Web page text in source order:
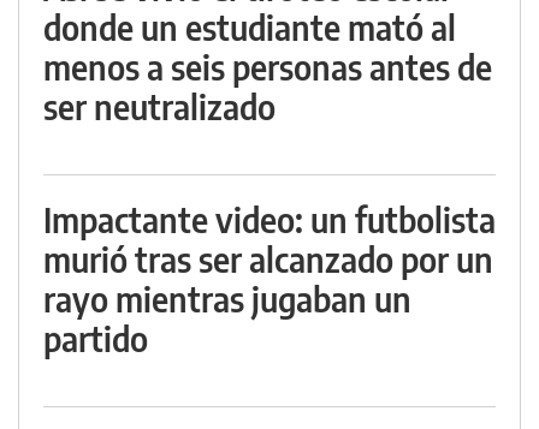
donde un estudiante mató al
menos a seis personas antes de
ser neutralizado
Impactante video: un futbolista
murió tras ser alcanzado por un
rayo mientras jugaban un
partido